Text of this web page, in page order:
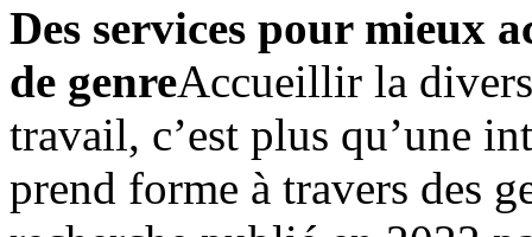
Des services pour mieux
de genreAccueillir la
travail, c’est plus qu’une
prend forme à travers des